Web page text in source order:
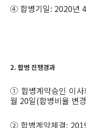
④ 합병기일: 2020년
2. 합병 진행경과
① 합병계약승인 이
월 20일(합병비율 변
② 합병계약체결: